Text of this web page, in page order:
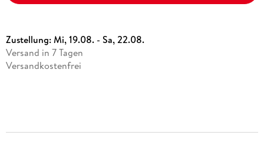
Zustellung:Mi, 19.08. - Sa, 22.08.
Versand in 7 Tagen
Versandkostenfrei